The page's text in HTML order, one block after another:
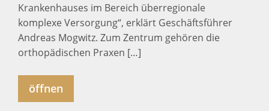
Krankenhauses im Bereich überregionale
komplexe Versorgung“, erklärt Geschäftsführer
Andreas Mogwitz. Zum Zentrum gehören die
orthopädischen Praxen […]
öffnen